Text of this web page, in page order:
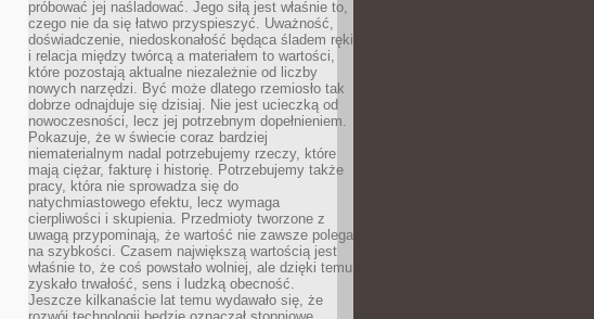
próbować jej naśladować. Jego siłą jest właśnie to,
czego nie da się łatwo przyspieszyć. Uważność,
doświadczenie, niedoskonałość będąca śladem ręki
i relacja między twórcą a materiałem to wartości,
które pozostają aktualne niezależnie od liczby
nowych narzędzi. Być może dlatego rzemiosło tak
dobrze odnajduje się dzisiaj. Nie jest ucieczką od
nowoczesności, lecz jej potrzebnym dopełnieniem.
Pokazuje, że w świecie coraz bardziej
niematerialnym nadal potrzebujemy rzeczy, które
mają ciężar, fakturę i historię. Potrzebujemy także
pracy, która nie sprowadza się do
natychmiastowego efektu, lecz wymaga
cierpliwości i skupienia. Przedmioty tworzone z
uwagą przypominają, że wartość nie zawsze polega
na szybkości. Czasem największą wartością jest
właśnie to, że coś powstało wolniej, ale dzięki temu
zyskało trwałość, sens i ludzką obecność.
Jeszcze kilkanaście lat temu wydawało się, że